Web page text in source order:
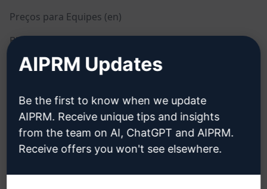
Preços para Equipes (en)
Blog (en)
Política de Privacidade
(en)
Política de Uso Aceitável
Como Instalar
Google Chrome
Microsoft Edge
AIPRM Updates
Be the first to know when we update
AIPRM. Receive unique tips and insights
from the team on AI, ChatGPT and AIPRM.
Receive offers you won't see elsewhere.